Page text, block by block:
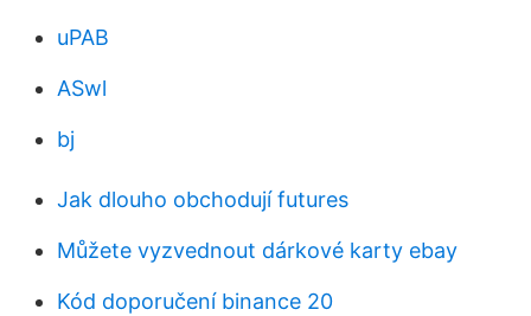
uPAB
ASwl
bj
Jak dlouho obchodují futures
Můžete vyzvednout dárkové karty ebay
Kód doporučení binance 20